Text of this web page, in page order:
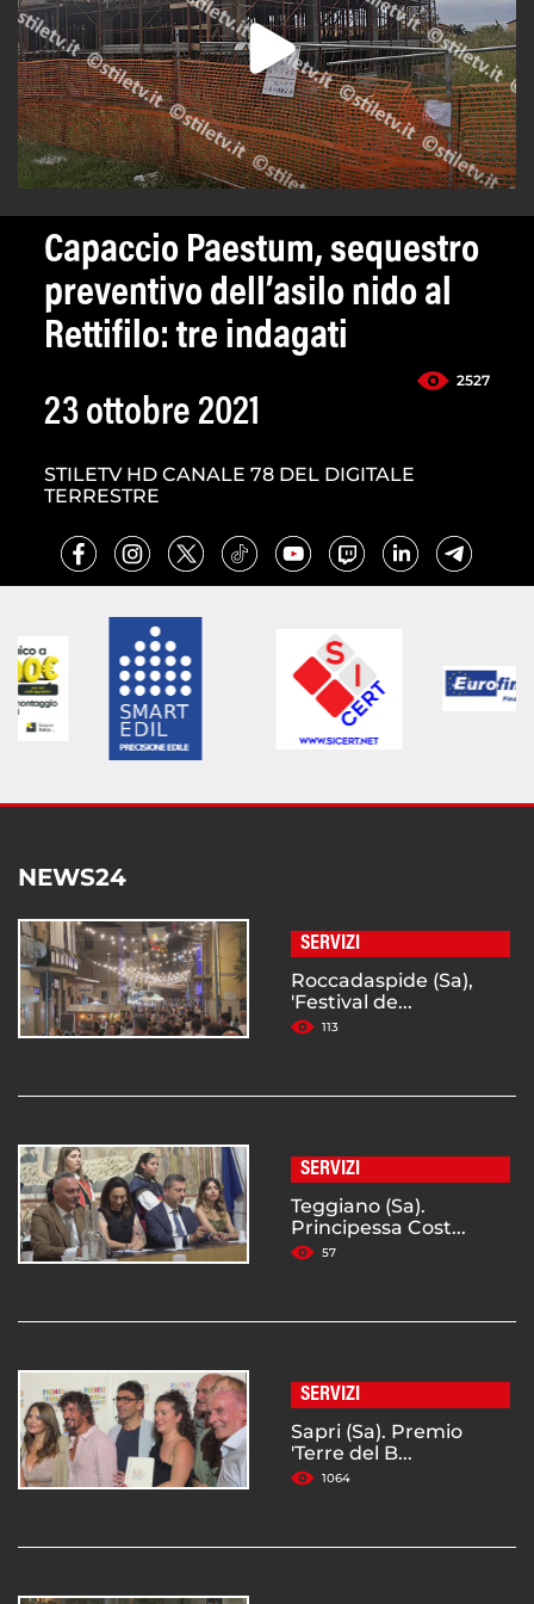
Capaccio Paestum, sequestro
preventivo dell’asilo nido al
Rettifilo: tre indagati
2527
23 ottobre 2021
STILETV HD CANALE 78 DEL DIGITALE
TERRESTRE
NEWS24
SERVIZI
Roccadaspide (Sa),
'Festival de...
113
SERVIZI
Teggiano (Sa).
Principessa Cost...
57
SERVIZI
Sapri (Sa). Premio
'Terre del B...
1064